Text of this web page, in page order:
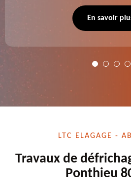
de dessouchage et
En savoir
LTC ELAGAGE -
Travaux de
Ponthieu